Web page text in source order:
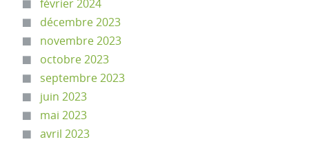
février 2024
décembre 2023
novembre 2023
octobre 2023
septembre 2023
juin 2023
mai 2023
avril 2023